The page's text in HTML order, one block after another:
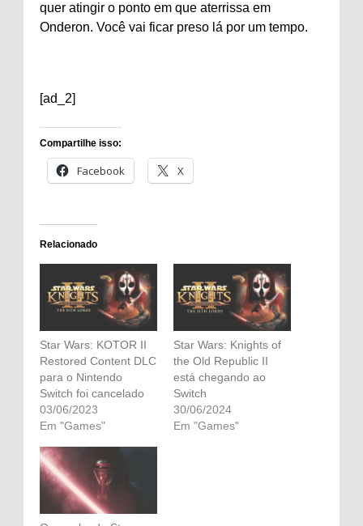
quer atingir o ponto em que aterrissa em
Onderon. Você vai ficar preso lá por um tempo.
[ad_2]
Compartilhe isso:
Facebook X
Relacionado
Star Wars: KOTOR II
Restored Content DLC
para o Nintendo
Switch foi cancelado
03/06/2023
Em "Games"
Star Wars: Knights of
the Old Republic II
está chegando ao
Switch
30/06/2024
Em "Games"